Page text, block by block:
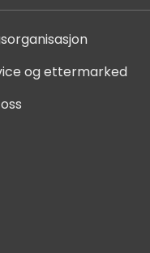
og ettermarked